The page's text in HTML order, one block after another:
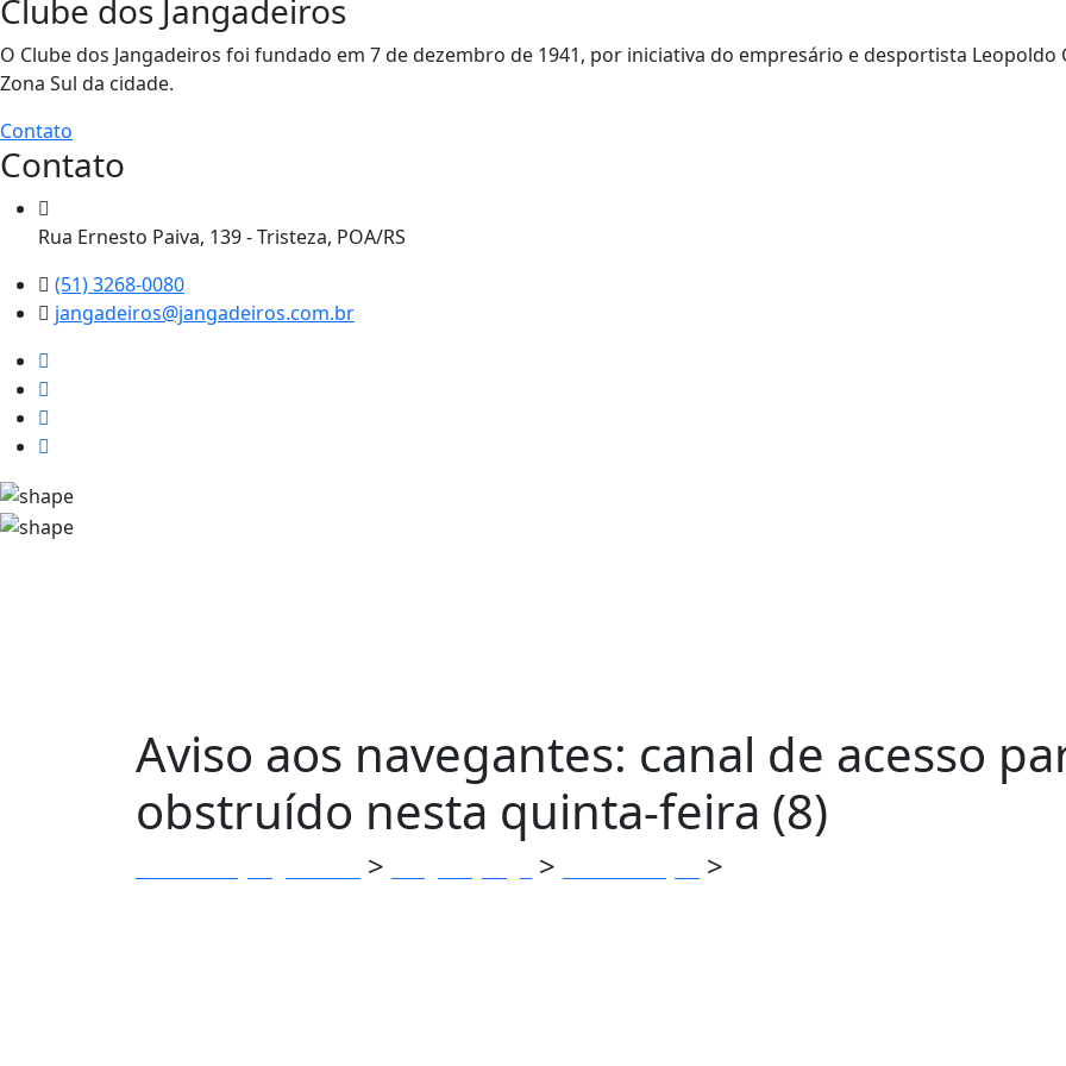
Clube dos Jangadeiros
O Clube dos Jangadeiros foi fundado em 7 de dezembro de 1941, por iniciativa do empresário e desportista
Zona Sul da cidade.
Contato
Contato
Rua Ernesto Paiva, 139 - Tristeza, POA/RS
(51) 3268-0080
jangadeiros@jangadeiros.com.br
Aviso aos navegantes: canal de acesso
obstruído nesta quinta-feira (8)
> > >